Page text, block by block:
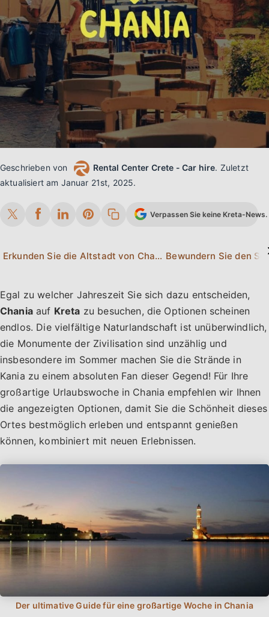
Geschrieben von Rental Center Crete - Car hire. Zuletzt
aktualisiert am Januar 21st, 2025.
Verpassen Sie keine Kreta-
Erkunden Sie die Altstadt von Chania
Egal zu welcher Jahreszeit Sie sich dazu entscheiden,
Chaniaauf Kreta zu besuchen, die Optionen scheinen
endlos. Die vielfältige Naturlandschaft ist unüberwindlich,
die Monumente der Zivilisation sind unzählig und
insbesondere im Sommer machen Sie die Strände in
Kania zu einem absoluten Fan dieser Gegend! Für Ihre
großartige Urlaubswoche in Chania empfehlen wir Ihnen
die angezeigten Optionen, damit Sie die Schönheit dieses
Ortes bestmöglich erleben und entspannt genießen
können, kombiniert mit neuen Erlebnissen.